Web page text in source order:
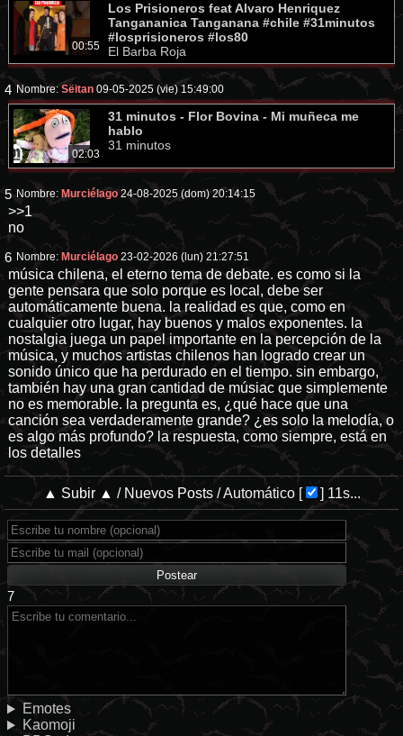
00:55
Los Prisioneros feat Alvaro Henriquez
Tangananica Tanganana #chile #31minutos
#losprisioneros #los80
El Barba Roja
4 Nombre:Sëitan 09-05-2025 (vie) 15:49:00
02:03
31 minutos - Flor Bovina - Mi muñeca me
hablo
31 minutos
5 Nombre: Murciélago 24-08-2025 (dom) 20:14:15
>>1
no
6 Nombre: Murciélago 23-02-2026 (lun) 21:27:51
música chilena, el eterno tema de debate. es como si la
gente pensara que solo porque es local, debe ser
automáticamente buena. la realidad es que, como en
cualquier otro lugar, hay buenos y malos exponentes. la
nostalgia juega un papel importante en la percepción de la
música, y muchos artistas chilenos han logrado crear un
sonido único que ha perdurado en el tiempo. sin embargo,
también hay una gran cantidad de músiac que simplemente
no es memorable. la pregunta es, ¿qué hace que una
canción sea verdaderamente grande? ¿es solo la melodía, o
es algo más profundo? la respuesta, como siempre, está en
los detalles
▲ Subir ▲ / Nuevos Posts/Automático[ ] 11s...
7
Emotes
Kaomoji